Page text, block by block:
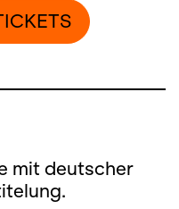
mit deutscher